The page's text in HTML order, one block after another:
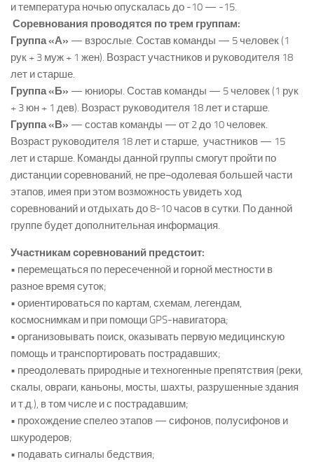
и температура ночью опускалась до -10 — -15.
Соревнования проводятся по трем группам:
Группа «А» — взрослые. Состав команды — 5 человек (1
рук + 3 муж + 1 жен). Возраст участников и руководителя 18
лет и старше.
Группа «Б» — юниоры. Состав команды — 5 человек (1 рук
+ 3 юн + 1 дев). Возраст руководителя 18 лет и старше.
Группа «В» — состав команды — от 2 до 10 человек.
Возраст руководителя 18 лет и старше, участников — 15
лет и старше. Команды данной группы смогут пройти по
дистанции соревнований, не пре¬одолевая большей части
этапов, имея при этом возможность увидеть ход
соревнований и отдыхать до 8-10 часов в сутки. По данной
группе будет дополнительная информация.
Участникам соревнований предстоит:
• перемещаться по пересеченной и горной местности в
разное время суток;
• ориентироваться по картам, схемам, легендам,
космоснимкам и при помощи GPS-навигатора;
• организовывать поиск, оказывать первую медицинскую
помощь и транспортировать пострадавших;
• преодолевать природные и техногенные препятствия (реки,
скалы, овраги, каньоны, мосты, шахты, разрушенные здания
и т.д.), в том числе и с пострадавшим;
• прохождение спелео этапов — сифонов, полусифонов и
шкуродеров;
• подавать сигналы бедствия;